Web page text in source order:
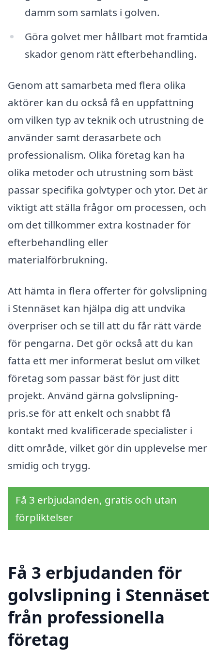
damm som samlats i golven.
Göra golvet mer hållbart mot framtida
skador genom rätt efterbehandling.
Genom att samarbeta med flera olika
aktörer kan du också få en uppfattning
om vilken typ av teknik och utrustning de
använder samt derasarbete och
professionalism. Olika företag kan ha
olika metoder och utrustning som bäst
passar specifika golvtyper och ytor. Det är
viktigt att ställa frågor om processen, och
om det tillkommer extra kostnader för
efterbehandling eller
materialförbrukning.
Att hämta in flera offerter för golvslipning
i Stennäset kan hjälpa dig att undvika
överpriser och se till att du får rätt värde
för pengarna. Det gör också att du kan
fatta ett mer informerat beslut om vilket
företag som passar bäst för just ditt
projekt. Använd gärna golvslipning-
pris.se för att enkelt och snabbt få
kontakt med kvalificerade specialister i
ditt område, vilket gör din upplevelse mer
smidig och trygg.
Få 3 erbjudanden, gratis och utan
förpliktelser
Få 3 erbjudanden för
golvslipning i Stennäset
från professionella
företag